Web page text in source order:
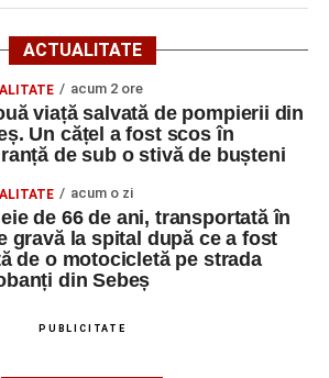
transmise de polițiști, în jurul orei
Sebeș a fost sesizată, prin
la producerea unui eveniment
deplasat polițiștii rutieri, care au
de 53 de ani, din Sebeș, conducea o
Daia Română – Sebeș. Acesta ar
o femeie de 66 de ani, din Sebeș,
printr-un loc nepermis.
femeia a suferit leziuni corporale
ACTUALITATE
acum 2 ore
viață salvată de pompierii din
Un cățel a fost scos în
de sub o stivă de bușteni
acum o zi
de 66 de ani, transportată în
gravă la spital după ce a fost
de o motocicletă pe strada
din Sebeș
PUBLICITATE